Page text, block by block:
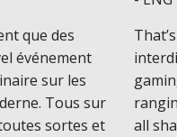
que des
événement
sur les
Tous sur
sortes et
all